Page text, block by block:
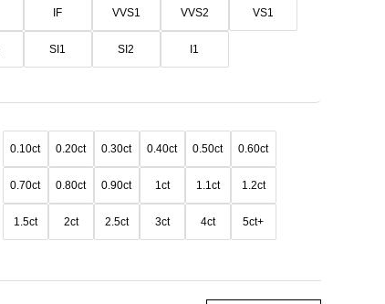
IF VVS1 VVS2 VS1
SI1 SI2 I1
0.10ct 0.20ct 0.30ct 0.40ct 0.50ct 0.60ct
0.70ct 0.80ct 0.90ct 1ct 1.1ct 1.2ct
1.5ct 2ct 2.5ct 3ct 4ct 5ct+